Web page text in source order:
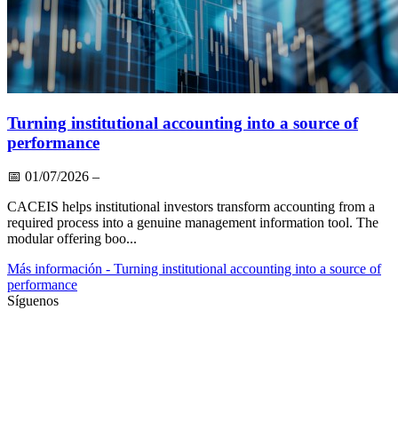
Turning institutional accounting into a source of
performance
📅 01/07/2026 –
CACEIS helps institutional investors transform accounting from a
required process into a genuine management information tool. The
modular offering boo...
Más información - Turning institutional accounting into a source of
performance
Síguenos